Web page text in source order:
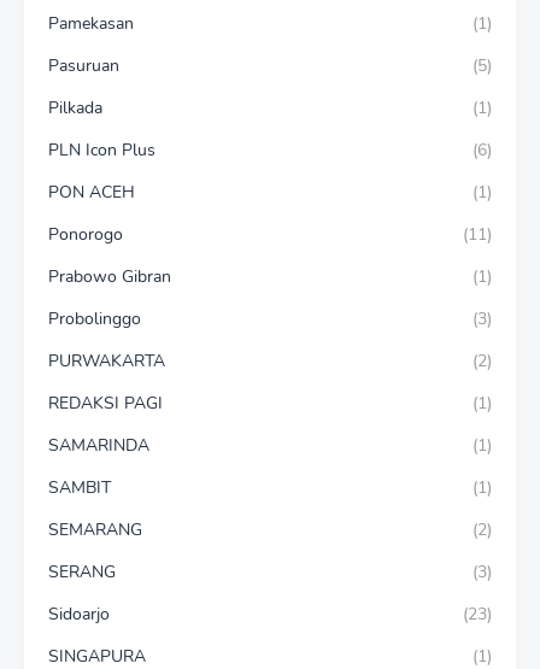
Pamekasan
(1)
Pasuruan
(5)
Pilkada
(1)
PLN Icon Plus
(6)
PON ACEH
(1)
Ponorogo
(11)
Prabowo Gibran
(1)
Probolinggo
(3)
PURWAKARTA
(2)
REDAKSI PAGI
(1)
SAMARINDA
(1)
SAMBIT
(1)
SEMARANG
(2)
SERANG
(3)
Sidoarjo
(23)
SINGAPURA
(1)